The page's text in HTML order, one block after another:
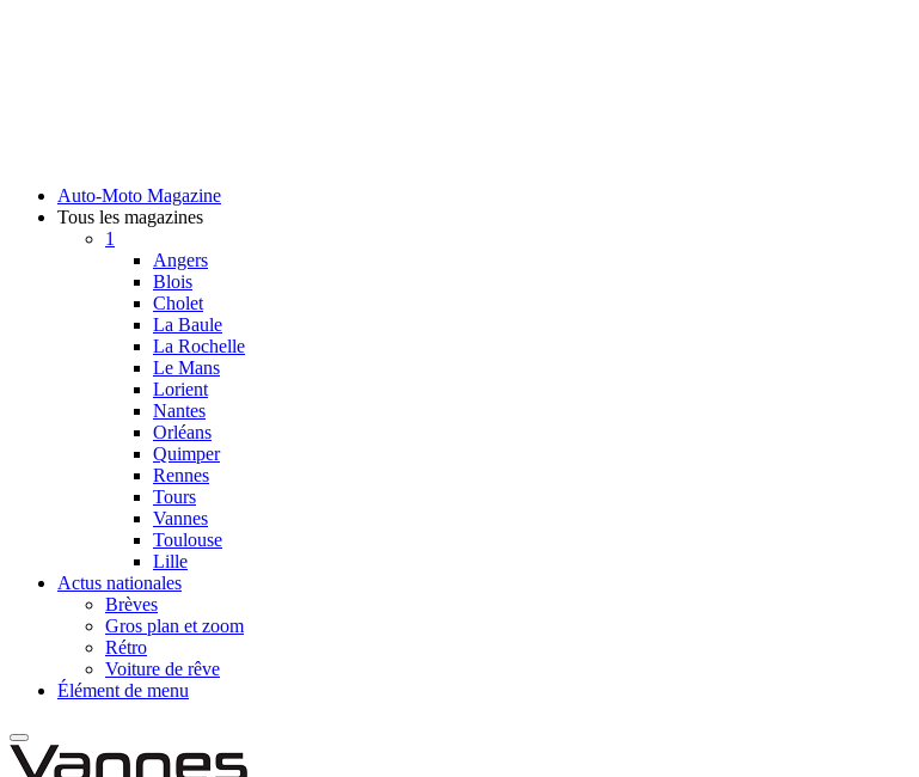
Auto-Moto Magazine
Tous les magazines
1
Angers
Blois
Cholet
La Baule
La Rochelle
Le Mans
Lorient
Nantes
Orléans
Quimper
Rennes
Tours
Vannes
Toulouse
Lille
Actus nationales
Brèves
Gros plan et zoom
Rétro
Voiture de rêve
Élément de menu